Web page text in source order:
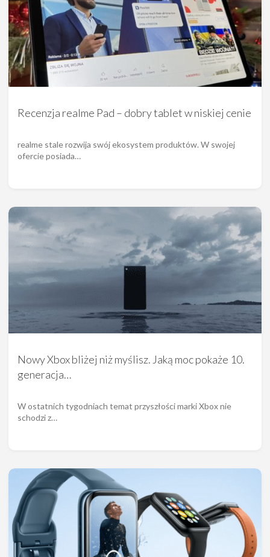
Recenzja realme Pad – dobry tablet w niskiej cenie
realme stale rozwija swój ekosystem produktów. W swojej
ofercie posiada…
Nowy Xbox bliżej niż myślisz. Jaką moc pokaże 10.
generacja…
W ostatnich tygodniach temat przyszłości marki Xbox nie
schodzi z…